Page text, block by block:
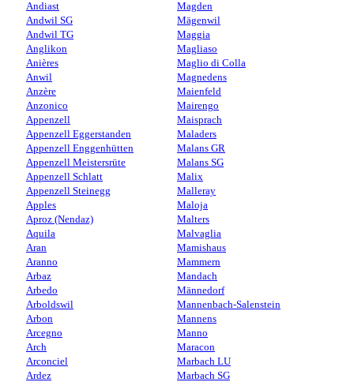
Andiast
Andwil SG
Andwil TG
Anglikon
Anières
Anwil
Anzère
Anzonico
Appenzell
Appenzell Eggerstanden
Appenzell Enggenhütten
Appenzell Meistersrüte
Appenzell Schlatt
Appenzell Steinegg
Apples
Aproz (Nendaz)
Aquila
Aran
Aranno
Arbaz
Arbedo
Arboldswil
Arbon
Arcegno
Arch
Arconciel
Ardez
Magden
Mägenwil
Maggia
Magliaso
Maglio di Colla
Magnedens
Maienfeld
Mairengo
Maisprach
Maladers
Malans GR
Malans SG
Malix
Malleray
Maloja
Malters
Malvaglia
Mamishaus
Mammern
Mandach
Männedorf
Mannenbach-Salenstein
Mannens
Manno
Maracon
Marbach LU
Marbach SG